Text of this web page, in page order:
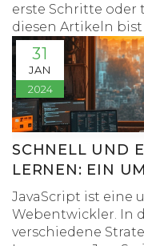
erste Schritte oder
diesen Artikeln
31
JAN
2024
SCHNELL UND
LERNEN: EIN
JavaScript ist eine
Webentwickler. In
verschiedene